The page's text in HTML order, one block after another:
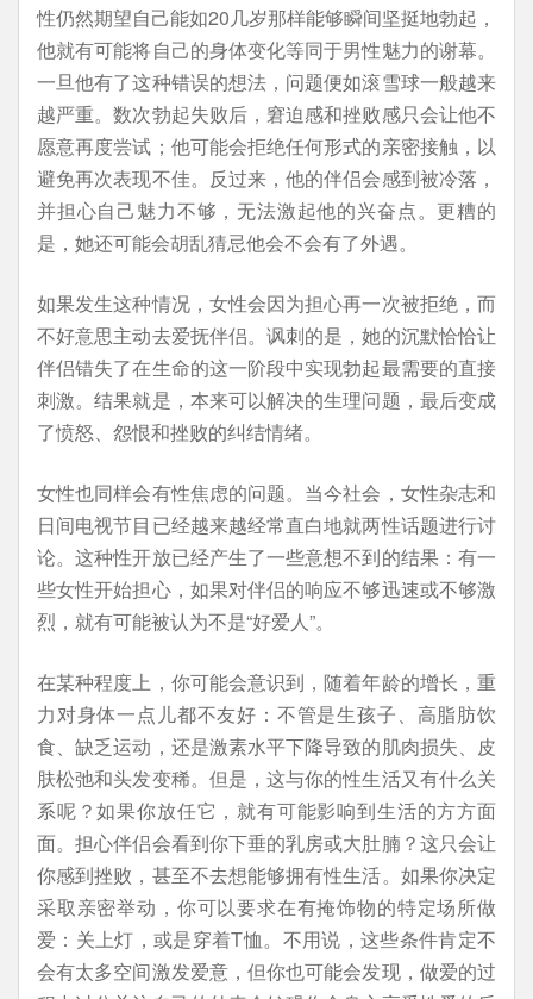
性仍然期望自己能如20几岁那样能够瞬间坚挺地勃起，
他就有可能将自己的身体变化等同于男性魅力的谢幕。
一旦他有了这种错误的想法，问题便如滚雪球一般越来
越严重。数次勃起失败后，窘迫感和挫败感只会让他不
愿意再度尝试；他可能会拒绝任何形式的亲密接触，以
避免再次表现不佳。反过来，他的伴侣会感到被冷落，
并担心自己魅力不够，无法激起他的兴奋点。更糟的
是，她还可能会胡乱猜忌他会不会有了外遇。
如果发生这种情况，女性会因为担心再一次被拒绝，而
不好意思主动去爱抚伴侣。讽刺的是，她的沉默恰恰让
伴侣错失了在生命的这一阶段中实现勃起最需要的直接
刺激。结果就是，本来可以解决的生理问题，最后变成
了愤怒、怨恨和挫败的纠结情绪。
女性也同样会有性焦虑的问题。当今社会，女性杂志和
日间电视节目已经越来越经常直白地就两性话题进行讨
论。这种性开放已经产生了一些意想不到的结果：有一
些女性开始担心，如果对伴侣的响应不够迅速或不够激
烈，就有可能被认为不是“好爱人”。
在某种程度上，你可能会意识到，随着年龄的增长，重
力对身体一点儿都不友好：不管是生孩子、高脂肪饮
食、缺乏运动，还是激素水平下降导致的肌肉损失、皮
肤松弛和头发变稀。但是，这与你的性生活又有什么关
系呢？如果你放任它，就有可能影响到生活的方方面
面。担心伴侣会看到你下垂的乳房或大肚腩？这只会让
你感到挫败，甚至不去想能够拥有性生活。如果你决定
采取亲密举动，你可以要求在有掩饰物的特定场所做
爱：关上灯，或是穿着T恤。不用说，这些条件肯定不
会有太多空间激发爱意，但你也可能会发现，做爱的过